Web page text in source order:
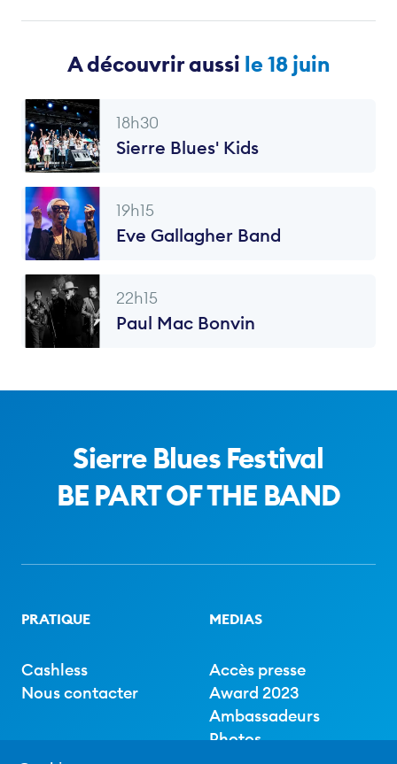
A découvrir aussi le 18 juin
18h30
Sierre Blues' Kids
19h15
Eve Gallagher Band
22h15
Paul Mac Bonvin
Sierre Blues Festival
BE PART OF THE BAND
PRATIQUE
Cashless
Nous contacter
MEDIAS
Accès presse
Award 2023
Ambassadeurs
Photos